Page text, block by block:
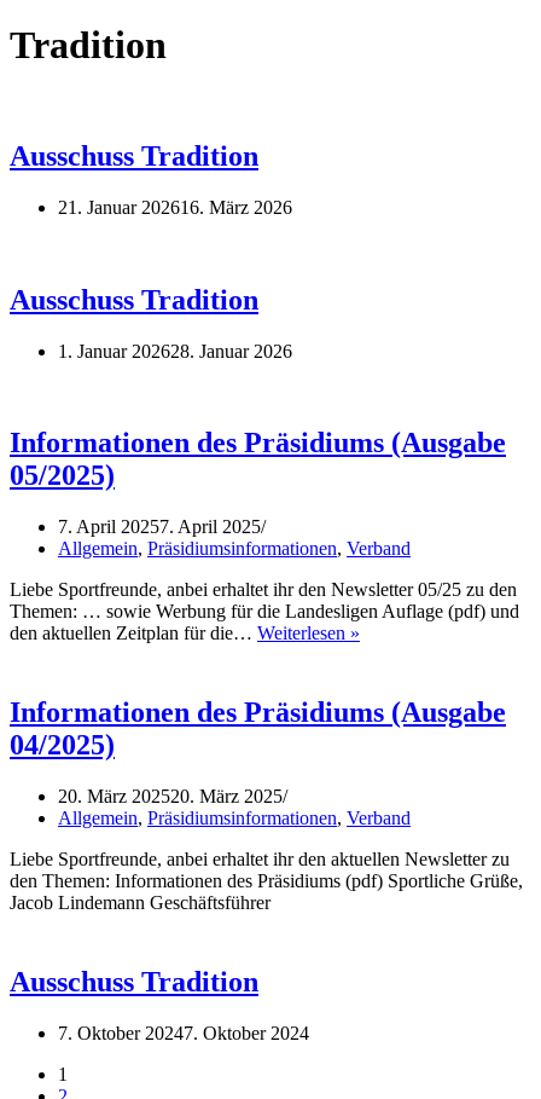
Tradition
Ausschuss Tradition
21. Januar 202616. März 2026
Ausschuss Tradition
1. Januar 202628. Januar 2026
Informationen des Präsidiums (Ausgabe
05/2025)
7. April 20257. April 2025
Allgemein, Präsidiumsinformationen, Verband
Liebe Sportfreunde, anbei erhaltet ihr den Newsletter 05/25 zu den
Themen: … sowie Werbung für die Landesligen Auflage (pdf) und
den aktuellen Zeitplan für die… Weiterlesen »
(Ausgabe
05/2025)
Informationen des Präsidiums (Ausgabe
04/2025)
20. März 202520. März 2025
Allgemein, Präsidiumsinformationen, Verband
Liebe Sportfreunde, anbei erhaltet ihr den aktuellen Newsletter zu
den Themen: Informationen des Präsidiums (pdf) Sportliche Grüße,
Jacob Lindemann Geschäftsführer
Ausschuss Tradition
7. Oktober 20247. Oktober 2024
1